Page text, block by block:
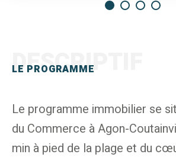
LE PROGRAMME
DESCRIPTIF
Le programme immobilier se
du Commerce à Agon-
min à pied de la plage et du